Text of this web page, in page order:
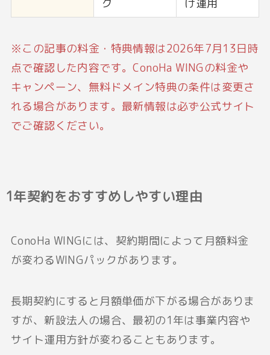
グ け運用
※この記事の料金・特典情報は2026年7月13日時
点で確認した内容です。ConoHa WINGの料金や
キャンペーン、無料ドメイン特典の条件は変更さ
れる場合があります。最新情報は必ず公式サイト
でご確認ください。
1年契約をおすすめしやすい理由
ConoHa WINGには、契約期間によって月額料金
が変わるWINGパックがあります。
長期契約にすると月額単価が下がる場合がありま
すが、新設法人の場合、最初の1年は事業内容や
サイト運用方針が変わることもあります。